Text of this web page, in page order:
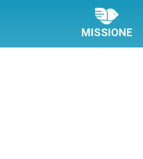
MISSIONE